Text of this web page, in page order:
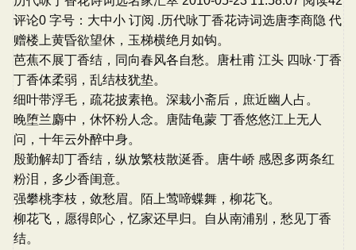
评论0 字号：大中小 订阅 .历代咏丁香花诗词选唐李商隐 代
赠楼上黄昏欲望休，玉梯横绝月如钩。
芭蕉不展丁香结，同向春风各自愁。唐杜甫 江头 四咏·丁香
丁香体柔弱，乱结枝犹垫。
细叶带浮毛，疏花披素艳。深栽小斋后，庶近幽人占。
晚堕兰麝中，休怀粉人念。唐陆龟蒙 丁香悠悠江上无人
问，十年云外醉中身。
殷勤解却丁香结，纵放繁枝散涎香。唐牛峤 感恩多两条红
粉泪，多少香闺意。
强攀桃李枝，敛愁眉。陌上莺啼蝶舞，柳花飞。
柳花飞，愿得郎心，忆家还早归。自从南浦别，愁见丁香
结。